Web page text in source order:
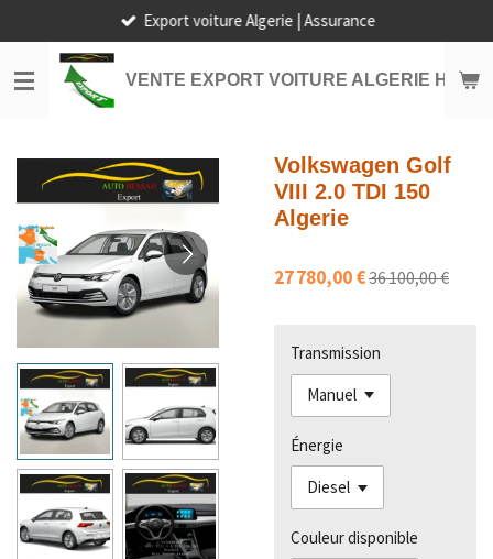
au
contenu
principal
VENTE EXPORT VOITURE ALGERIE HORS
Export voiture Algerie | Assurance
Volkswagen Golf
VIII 2.0 TDI 150
Algerie
27 780,00 €36 100,00 €
Transmission
Énergie
Couleur disponible